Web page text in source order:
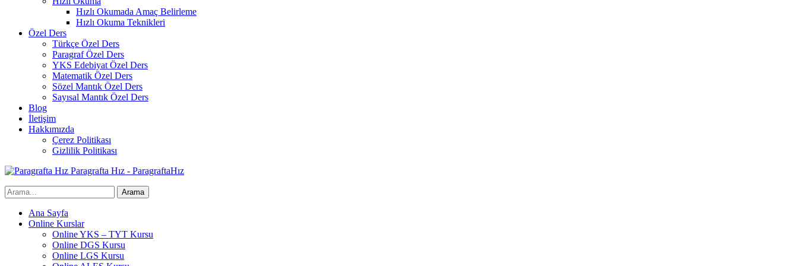
Hızlı Okumada Amaç Belirleme
Hızlı Okuma Teknikleri
Özel Ders
Türkçe Özel Ders
Paragraf Özel Ders
YKS Edebiyat Özel Ders
Matematik Özel Ders
Sözel Mantık Özel Ders
Sayısal Mantık Özel Ders
Blog
İletişim
Hakkımızda
Çerez Politikası
Gizlilik Politikası
Paragrafta Hız - ParagraftaHız
Ana Sayfa
Online Kurslar
Online YKS – TYT Kursu
Online DGS Kursu
Online LGS Kursu